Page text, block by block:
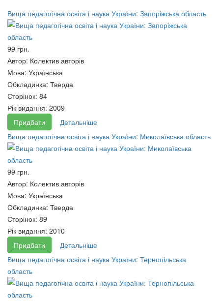
Муніципальне право. Частина
65 грн.
Вища педагогічна освіта і
наука України: історія,
сьогодення та перспективи
розвитку - Івано-Франківська
область
Вища педагогічна освіта і наука України: Запоріжська область
99 грн.
Автор: Колектив авторів
Мова: Українська
Обкладинка: Тверда
Сторінок: 84
Рік видання: 2009
Придбати
Детальніше
Вища педагогічна освіта і наука України: Миколаївська область
99 грн.
Автор: Колектив авторів
Мова: Українська
Обкладинка: Тверда
Сторінок: 89
Рік видання: 2010
Придбати
Детальніше
Вища педагогічна освіта і наука України: Тернопільська
область